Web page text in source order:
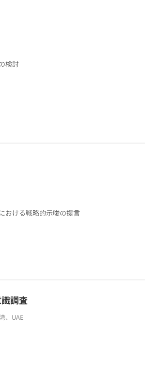
検討
おける戦略的示唆の提言
調査
、UAE